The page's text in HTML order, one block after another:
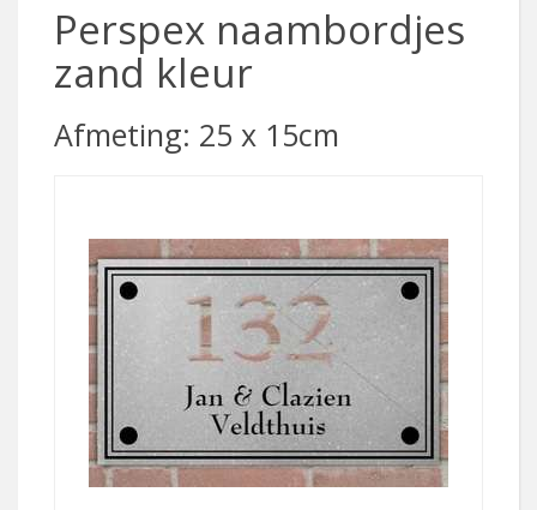
Perspex naambordjes
zand kleur
Afmeting: 25 x 15cm